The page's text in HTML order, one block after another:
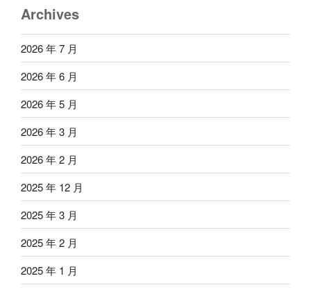
Archives
2026 年 7 月
2026 年 6 月
2026 年 5 月
2026 年 3 月
2026 年 2 月
2025 年 12 月
2025 年 3 月
2025 年 2 月
2025 年 1 月